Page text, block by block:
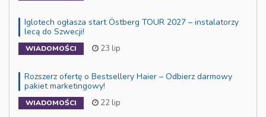
Iglotech ogłasza start Östberg TOUR 2027 – instalatorzy
lecą do Szwecji!
WIADOMOŚCI 23 lip
Rozszerz ofertę o Bestsellery Haier – Odbierz darmowy
pakiet marketingowy!
WIADOMOŚCI 22 lip